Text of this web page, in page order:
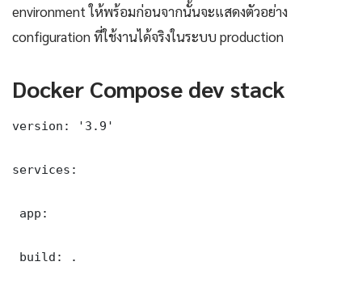
environment ให้พร้อมก่อนจากนั้นจะแสดงตัวอย่าง
configuration ที่ใช้งานได้จริงในระบบ production
Docker Compose dev stack
version: '3.9'
services:
app:
build: .